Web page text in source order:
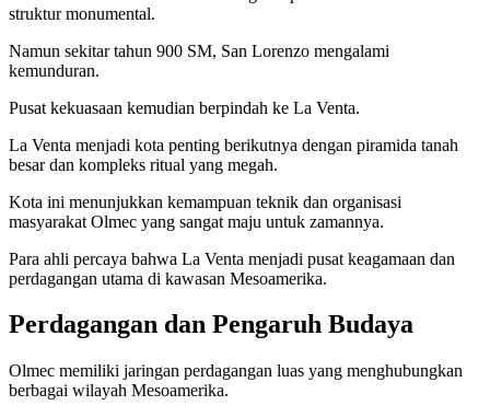
struktur monumental.
Namun sekitar tahun 900 SM, San Lorenzo mengalami
kemunduran.
Pusat kekuasaan kemudian berpindah ke La Venta.
La Venta menjadi kota penting berikutnya dengan piramida tanah
besar dan kompleks ritual yang megah.
Kota ini menunjukkan kemampuan teknik dan organisasi
masyarakat Olmec yang sangat maju untuk zamannya.
Para ahli percaya bahwa La Venta menjadi pusat keagamaan dan
perdagangan utama di kawasan Mesoamerika.
Perdagangan dan Pengaruh Budaya
Olmec memiliki jaringan perdagangan luas yang menghubungkan
berbagai wilayah Mesoamerika.